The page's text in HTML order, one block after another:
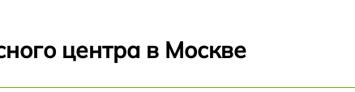
центра в Москве